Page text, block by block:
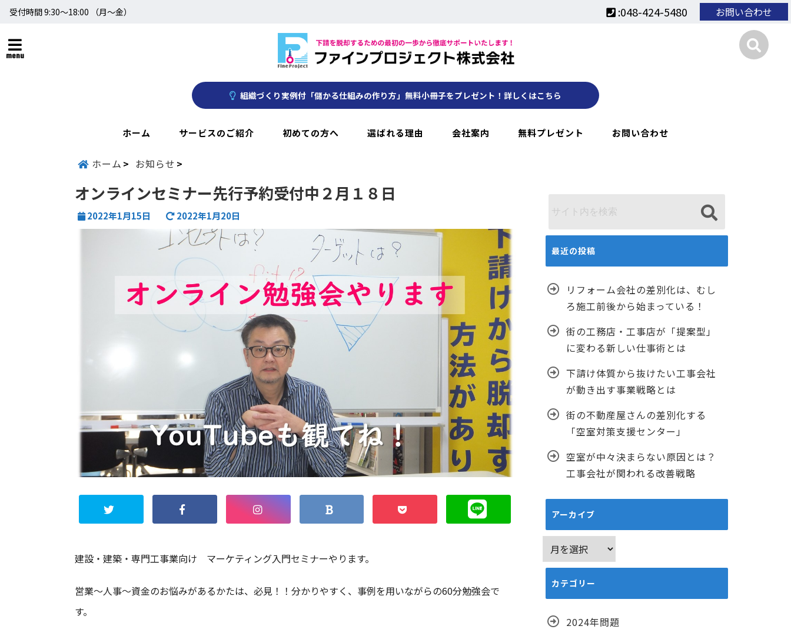
受付時間 9:30～18:00 （月〜金） お問い合わせ
:048-424-5480
menu
組織づくり実例付「儲かる仕組みの作り方」無料小冊子をプレゼント！詳しくはこちら
ホーム サービスのご紹介 初めての方へ 選ばれる理由 会社案内 無料プレゼント お問い合わせ
ホーム お知らせ
オンラインセミナー先行予約受付中２月１８日
2022年1月15日 2022年1月20日
建設・建築・専門工事業向け マーケティング入門セミナーやります。
営業～人事～資金のお悩みがあるかたは、必見！！分かりやすく、事例を用いながらの60分勉強会で
す。
最近の投稿
リフォーム会社の差別化は、むし
ろ施工前後から始まっている！
街の工務店・工事店が「提案型」
に変わる新しい仕事術とは
下請け体質から抜けたい工事会社
が動き出す事業戦略とは
街の不動産屋さんの差別化する
「空室対策支援センター」
空室が中々決まらない原因とは？
工事会社が関われる改善戦略
アーカイブ
ー
カ
ブ
カテゴリー
2024年問題